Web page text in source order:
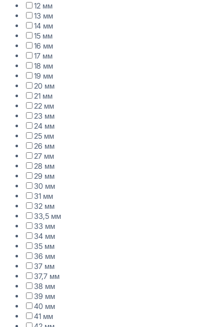
12 мм
13 мм
14 мм
15 мм
16 мм
17 мм
18 мм
19 мм
20 мм
21 мм
22 мм
23 мм
24 мм
25 мм
26 мм
27 мм
28 мм
29 мм
30 мм
31 мм
32 мм
33,5 мм
33 мм
34 мм
35 мм
36 мм
37 мм
37,7 мм
38 мм
39 мм
40 мм
41 мм